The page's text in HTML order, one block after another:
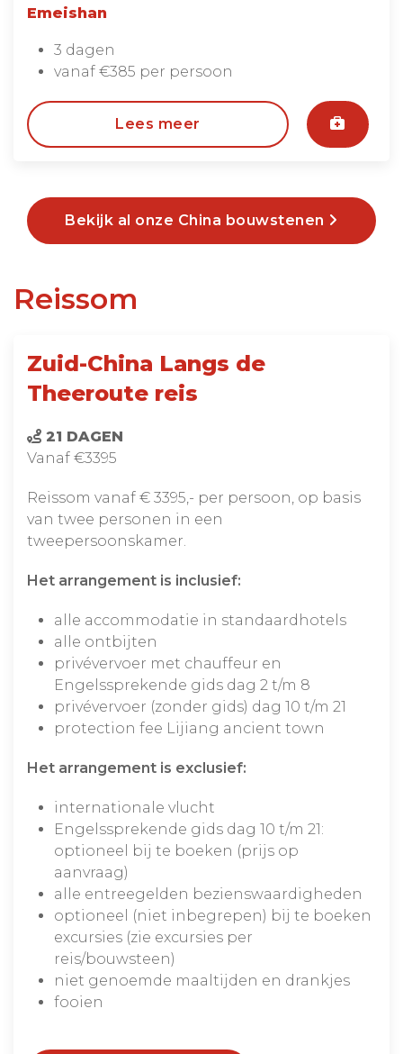
Emeishan
3 dagen
vanaf €385 per persoon
Lees meer
Bekijk al onze China bouwstenen
Reissom
Zuid-China Langs de
Theeroute reis
21 DAGEN
Vanaf €3395
Reissom vanaf € 3395,- per persoon, op basis
van twee personen in een
tweepersoonskamer.
Het arrangement is inclusief:
alle accommodatie in standaardhotels
alle ontbijten
privévervoer met chauffeur en
Engelssprekende gids dag 2 t/m 8
privévervoer (zonder gids) dag 10 t/m 21
protection fee Lijiang ancient town
Het arrangement is exclusief:
internationale vlucht
Engelssprekende gids dag 10 t/m 21:
optioneel bij te boeken (prijs op
aanvraag)
alle entreegelden bezienswaardigheden
optioneel (niet inbegrepen) bij te boeken
excursies (zie excursies per
reis/bouwsteen)
niet genoemde maaltijden en drankjes
fooien